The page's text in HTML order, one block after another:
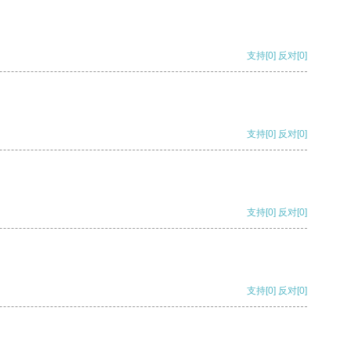
支持[0] 反对[0]
支持[0] 反对[0]
支持[0] 反对[0]
支持[0] 反对[0]